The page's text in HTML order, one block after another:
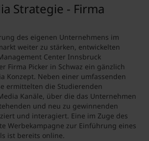
Strategie - Firma
des eigenen Unternehmens im
weiter zu stärken, entwickelten
Center Innsbruck
Firma Picker in Schwaz ein gänzlich
Konzept. Neben einer umfassenden
ermittelten die Studierenden
Kanäle, über die das Unternehmen
und neu zu gewinnenden
und interagiert. Eine im Zuge des
Werbekampagne zur Einführung eines
ist bereits online.